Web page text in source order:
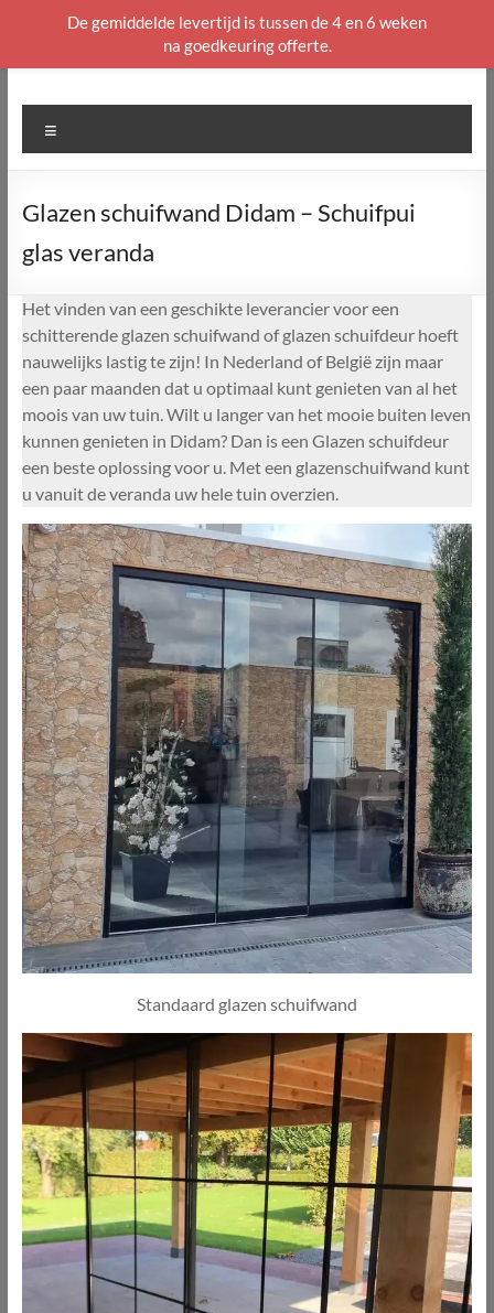
naar
Glazen schuifwand Didam – Schuifpui
glas veranda
Het vinden van een geschikte leverancier voor een
schitterende glazen schuifwand of glazen schuifdeur hoeft
nauwelijks lastig te zijn! In Nederland of België zijn maar
een paar maanden dat u optimaal kunt genieten van al het
moois van uw tuin. Wilt u langer van het mooie buiten leven
kunnen genieten in Didam? Dan is een Glazen schuifdeur
een beste oplossing voor u. Met een glazenschuifwand kunt
u vanuit de veranda uw hele tuin overzien.
Standaard glazen schuifwand
De gemiddelde levertijd is tussen de 4 en 6 weken
na goedkeuring offerte.